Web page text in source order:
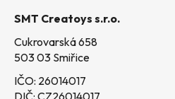
SMT Creatoys s.r.o.
Cukrovarská 658
503 03 Smiřice
IČO: 26014017